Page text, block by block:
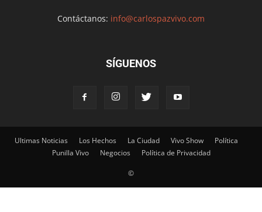
Contáctanos: info@carlospazvivo.com
SÍGUENOS
Ultimas Noticias Los Hechos La Ciudad Vivo Show
Política
Punilla Vivo
Negocios Política de Privacidad
©